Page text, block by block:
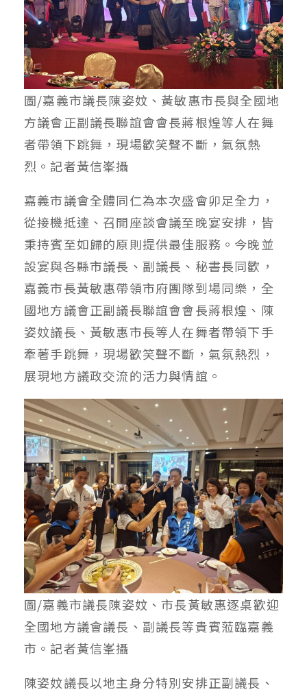
圖/嘉義市議長陳姿妏、黃敏惠市長與全國地
方議會正副議長聯誼會會長蔣根煌等人在舞
者帶領下跳舞，現場歡笑聲不斷，氣氛熱
烈。記者黃信峯攝
嘉義市議會全體同仁為本次盛會卯足全力，
從接機抵達、召開座談會議至晚宴安排，皆
秉持賓至如歸的原則提供最佳服務。今晚並
設宴與各縣市議長、副議長、秘書長同歡，
嘉義市長黃敏惠帶領市府團隊到場同樂，全
國地方議會正副議長聯誼會會長蔣根煌、陳
姿妏議長、黃敏惠市長等人在舞者帶領下手
牽著手跳舞，現場歡笑聲不斷，氣氛熱烈，
展現地方議政交流的活力與情誼。
圖/嘉義市議長陳姿妏、市長黃敏惠逐桌歡迎
全國地方議會議長、副議長等貴賓蒞臨嘉義
市。記者黃信峯攝
陳姿妏議長以地主身分特別安排正副議長、